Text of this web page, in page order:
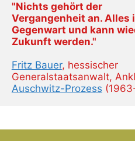
"Nichts gehört der
Vergangenheit an. Alles
Gegenwart und kann
Zukunft werden."
Fritz Bauer, hessischer
Auschwitz-Prozess